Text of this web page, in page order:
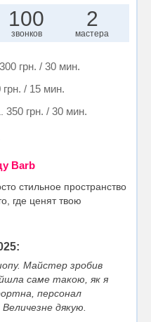
100
звонков
2
мастера
грн. / 30 мин.
грн. / 15 мин.
350 грн. / 30 мин.
Barb
стильное пространство
где ценят твою
Майстер зробив
саме такою, як я
персонал
дякую.